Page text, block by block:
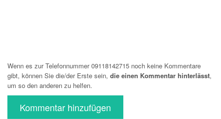
Wenn es zur Telefonnummer 09118142715 noch keine Kommentare
gibt, können Sie die/der Erste sein, die einen Kommentar hinterlässt,
um so den anderen zu helfen.
Kommentar hinzufügen